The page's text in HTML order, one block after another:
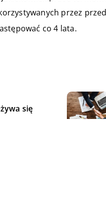
przez
co 4 lata.
się